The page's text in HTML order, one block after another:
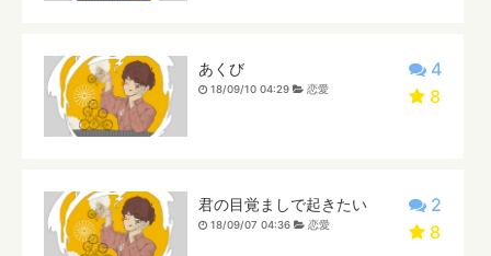
4
8
あくび
18/09/10 04:29 恋愛
2
8
君の目覚ましで起きたい
18/09/07 04:36 恋愛